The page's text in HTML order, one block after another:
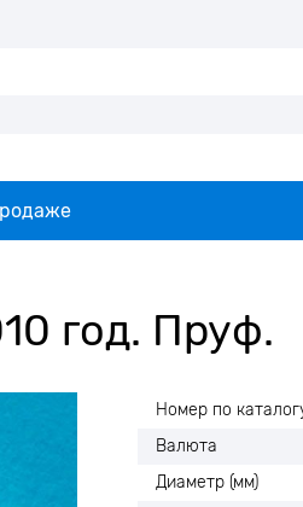
год. Пруф.
Номер по
Валюта
Диаметр (мм)